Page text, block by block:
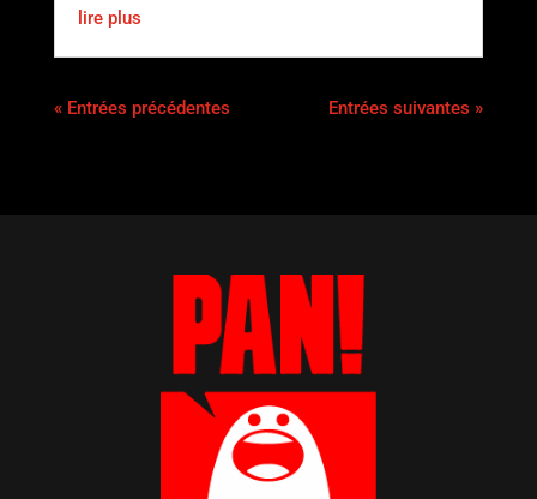
lire plus
« Entrées précédentes Entrées suivantes »